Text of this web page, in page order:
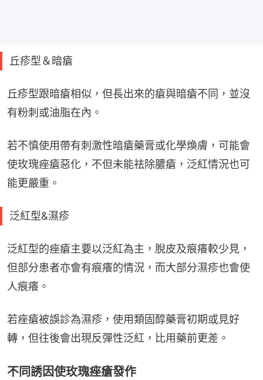
丘疹型＆暗瘡
丘疹型跟暗瘡相似，但長出來的瘡與暗瘡不同，並沒
有粉刺或油脂在內。
若不慎使用帶有刺激性暗瘡藥膏或化學煥膚，可能會
使玫瑰痤瘡惡化，不但未能祛除膿瘡，泛紅情況也可
能更嚴重。
泛紅型&濕疹
泛紅型的痤瘡主要以泛紅為主，脫皮及痕癢較少見，
但部分患者亦會有痕癢的情況，而大部分濕疹也會使
人痕癢。
若痤瘡被誤診為濕疹，使用類固醇藥膏初期或見好
轉，但往後會出現反彈性泛紅，比用藥前更差。
不同誘因使玫瑰痤瘡發作